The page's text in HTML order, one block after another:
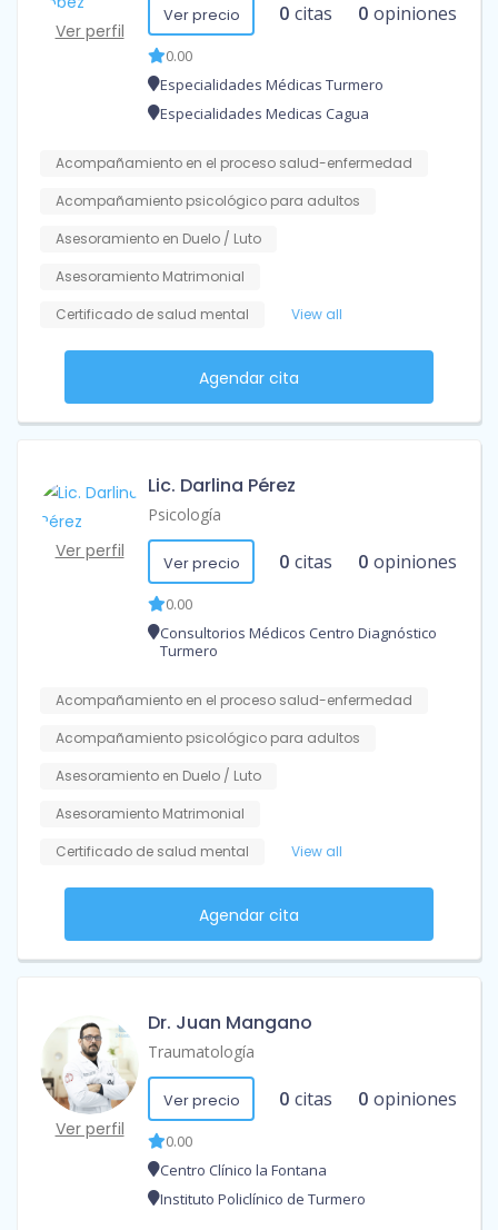
Ver perfil
Ver precio 0 citas 0 opiniones
0.00
Especialidades Médicas Turmero
Especialidades Medicas Cagua
Acompañamiento en el proceso salud-enfermedad
Acompañamiento psicológico para adultos
Asesoramiento en Duelo / Luto
Asesoramiento Matrimonial
Certificado de salud mental
View all
Agendar cita
Ver perfil
Lic. Darlina Pérez
Psicología
Ver precio 0 citas 0 opiniones
0.00
Consultorios Médicos Centro Diagnóstico
Turmero
Acompañamiento en el proceso salud-enfermedad
Acompañamiento psicológico para adultos
Asesoramiento en Duelo / Luto
Asesoramiento Matrimonial
Certificado de salud mental
View all
Agendar cita
Ver perfil
Dr. Juan Mangano
Traumatología
Ver precio 0 citas 0 opiniones
0.00
Centro Clínico la Fontana
Instituto Policlínico de Turmero